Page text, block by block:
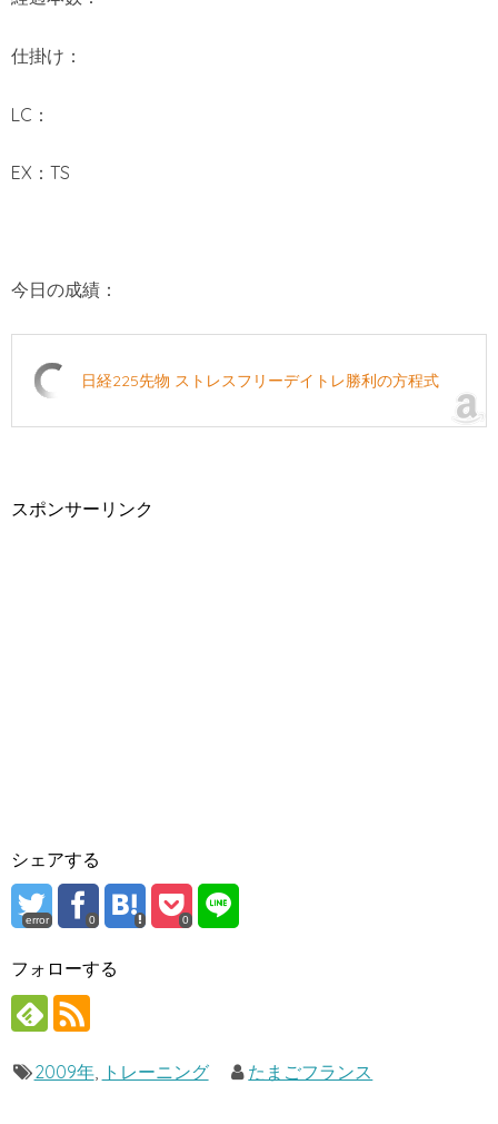
仕掛け：
LC：
EX：TS
今日の成績：
日経225先物 ストレスフリーデイトレ勝利の方程式
スポンサーリンク
シェアする
error 0 0
フォローする
2009年, トレーニング たまごフランス